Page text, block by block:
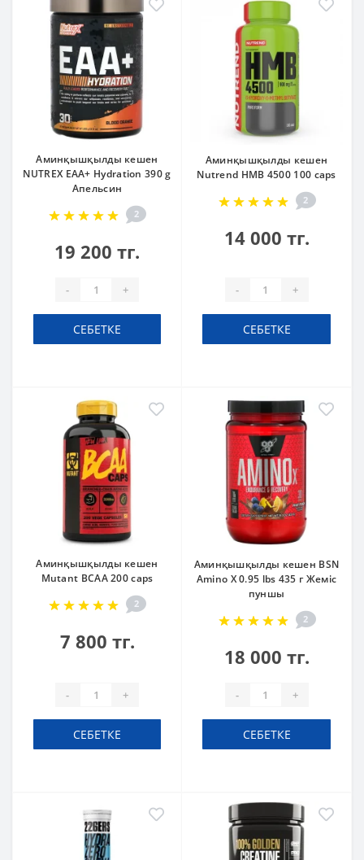
Аминқышқылды кешен
NUTREX EAA+ Hydration 390 g
Апельсин
2
19 200 тг.
- +
СЕБЕТКЕ
Аминқышқылды кешен
Nutrend HMB 4500 100 caps
2
14 000 тг.
- +
СЕБЕТКЕ
Аминқышқылды кешен
Mutant BCAA 200 caps
2
7 800 тг.
- +
СЕБЕТКЕ
Аминқышқылды кешен BSN
Amino X 0.95 lbs 435 г Жеміс
пуншы
2
18 000 тг.
- +
СЕБЕТКЕ